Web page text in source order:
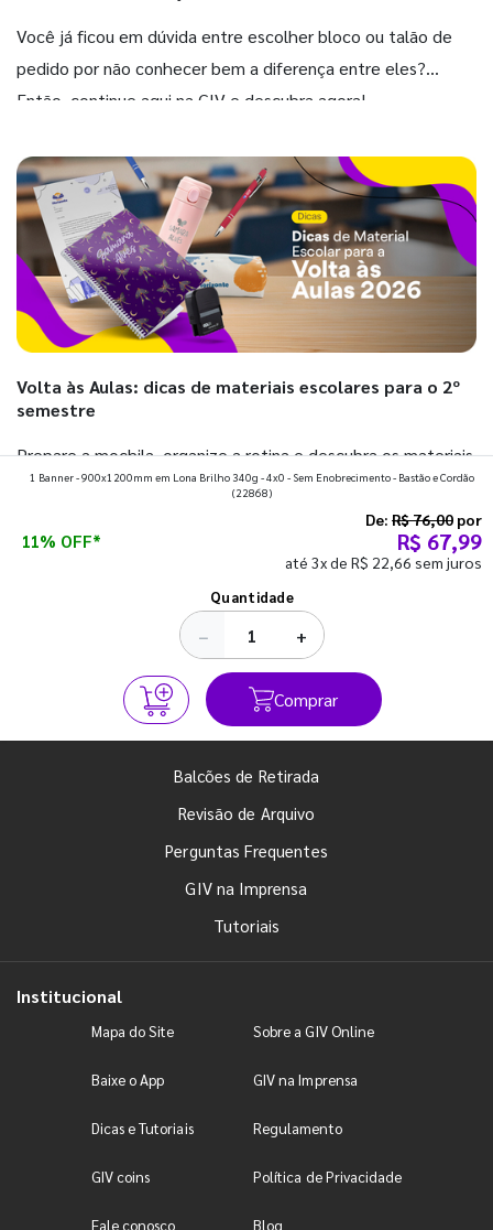
Você já ficou em dúvida entre escolher bloco ou talão de
pedido por não conhecer bem a diferença entre eles?
Então, continue aqui na GIV e descubra agora!
Volta às Aulas: dicas de materiais escolares para o 2º
semestre
Prepare a mochila, organize a rotina e descubra os materiais
que fazem toda diferença para começar o segundo
1 Banner - 900x1200mm em Lona Brilho 340g - 4x0 - Sem Enobrecimento - Bastão e Cordão
(22868)
11% OFF*
De: R$ 76,00 por
R$ 67,99
até 3x de R$ 22,66 sem juros
Quantidade
− +
Comprar
Balcões de Retirada
Revisão de Arquivo
Perguntas Frequentes
GIV na Imprensa
Tutoriais
Institucional
Mapa do Site Sobre a GIV Online
Baixe o App GIV na Imprensa
Dicas e Tutoriais Regulamento
GIV coins Política de Privacidade
Fale conosco Blog